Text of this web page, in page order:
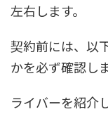
左右します。
契約前には、以
かを必ず確認し
ライバーを紹介